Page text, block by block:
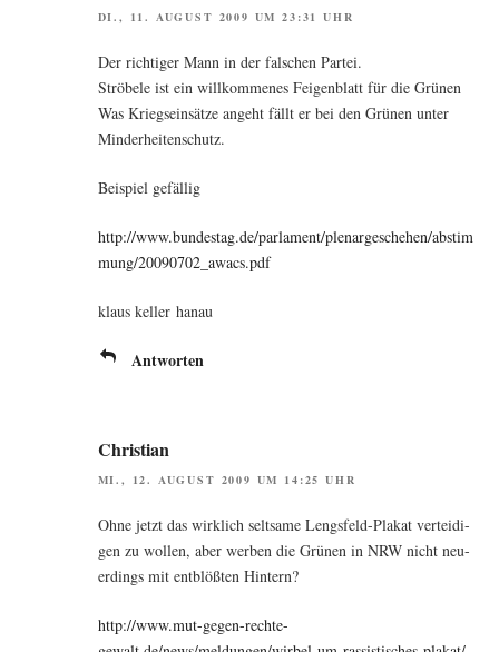
DI., 11. AUGUST 2009 UM 23:31 UHR
Der rich­ti­ger Mann in der fal­schen Partei.
Strö­be­le ist ein will­kom­me­nes Fei­gen­blatt für die Grünen
Was Kriegs­ein­sät­ze angeht fällt er bei den Grü­nen unter
Minderheitenschutz.
Bei­spiel gefällig
http://www.bundestag.de/parlament/plenargeschehen/abstim
mung/20090702_awacs.pdf
klaus kel­ler hanau
Antworten
Christian
MI., 12. AUGUST 2009 UM 14:25 UHR
Ohne jetzt das wirk­lich selt­sa­me Lengs­feld-Pla­kat ver­tei­di­
gen zu wol­len, aber wer­ben die Grü­nen in NRW nicht neu­
er­dings mit ent­blöß­ten Hintern?
http://www.mut-gegen-rechte-